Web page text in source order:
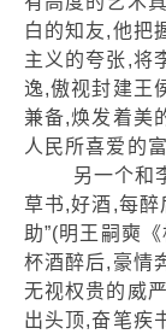
白的知友,他把
主义的夸张,将
逸,傲视封建王
兼备,焕发着美
人民所喜爱的
另一个和李
草书,好酒,每
助”(明王嗣奭
杯酒醉后,豪情
无视权贵的威
出头顶,奋笔疾